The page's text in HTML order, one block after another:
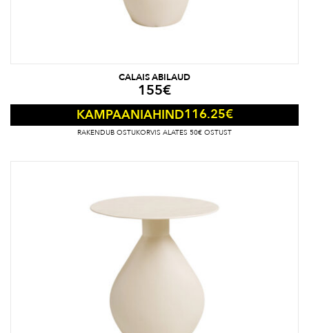
CALAIS ABILAUD
155€
KAMPAANIAHIND116.25€
RAKENDUB OSTUKORVIS ALATES 50€ OSTUST